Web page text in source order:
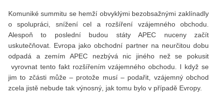
Komuniké summitu se hemží obvyklými bezobsažnými zaklínadly
o spolupráci, snížení cel a rozšíření vzájemného obchodu.
Alespoň to poslední budou státy APEC nuceny začít
uskutečňovat. Evropa jako obchodní partner na neurčitou dobu
odpadá a zemím APEC nezbývá nic jiného než se pokusit
vyrovnat tento fakt rozšířením vzájemného obchodu. I když se
jim to zčásti může – protože musí – podařit, vzájemný obchod
zcela jistě nebude tak výnosný, jak tomu bylo v případě Evropy.